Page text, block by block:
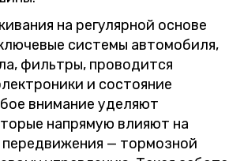
на регулярной основе
системы автомобиля,
фильтры, проводится
и состояние
внимание уделяют
напрямую влияют на
передвижения — тормозной